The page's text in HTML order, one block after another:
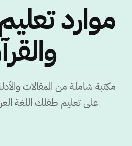
موارد
مكتبة شاملة من المقالات
على تعليم طفلك اللغة